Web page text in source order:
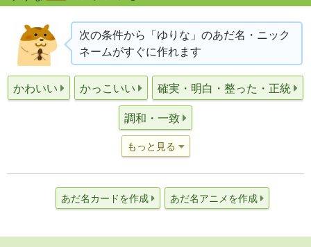
次の条件から「ゆりな」のあだ名・ニック
ネームがすぐに作れます
かわいい かっこいい 確実・明白・整った・正統
調和・一致
もっと見る
あだ名カードを作成 あだ名アニメを作成